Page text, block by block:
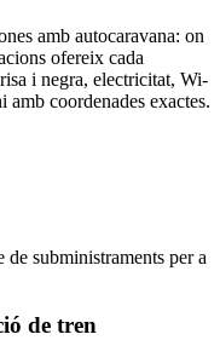
amb autocaravana: on
ofereix cada
i negra, electricitat, Wi-
coordenades exactes.
subministraments per a
de tren